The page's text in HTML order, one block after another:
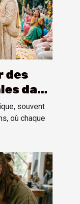
des
dans
souvent
où chaque